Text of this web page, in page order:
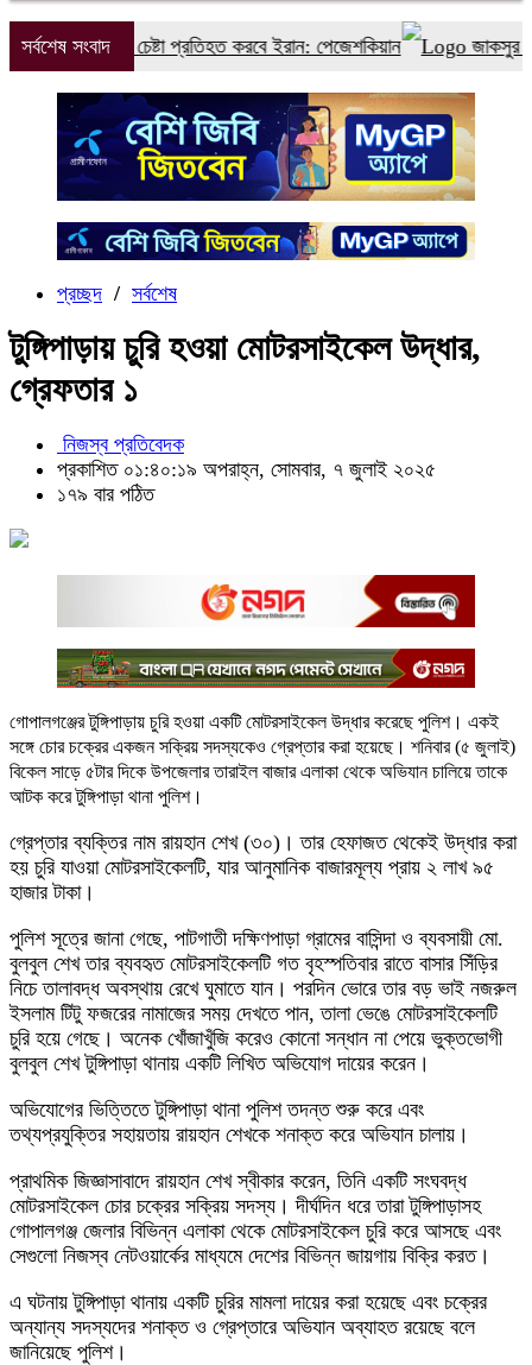
সর্বশেষ সংবাদ
করানোর চেষ্টা প্রতিহত করবে ইরান: পেজেশকিয়ান জাকসুর
প্রচ্ছদ / সর্বশেষ
টুঙ্গিপাড়ায় চুরি হওয়া মোটরসাইকেল উদ্ধার,
গ্রেফতার ১
নিজস্ব প্রতিবেদক
প্রকাশিত ০১:৪০:১৯ অপরাহ্ন, সোমবার, ৭ জুলাই ২০২৫
১৭৯ বার পঠিত
গোপালগঞ্জের টুঙ্গিপাড়ায় চুরি হওয়া একটি মোটরসাইকেল উদ্ধার করেছে পুলিশ। একই
সঙ্গে চোর চক্রের একজন সক্রিয় সদস্যকেও গ্রেপ্তার করা হয়েছে। শনিবার (৫ জুলাই)
বিকেল সাড়ে ৫টার দিকে উপজেলার তারাইল বাজার এলাকা থেকে অভিযান চালিয়ে তাকে
আটক করে টুঙ্গিপাড়া থানা পুলিশ।
গ্রেপ্তার ব্যক্তির নাম রায়হান শেখ (৩০)। তার হেফাজত থেকেই উদ্ধার করা
হয় চুরি যাওয়া মোটরসাইকেলটি, যার আনুমানিক বাজারমূল্য প্রায় ২ লাখ ৯৫
হাজার টাকা।
পুলিশ সূত্রে জানা গেছে, পাটগাতী দক্ষিণপাড়া গ্রামের বাসিন্দা ও ব্যবসায়ী মো.
বুলবুল শেখ তার ব্যবহৃত মোটরসাইকেলটি গত বৃহস্পতিবার রাতে বাসার সিঁড়ির
নিচে তালাবদ্ধ অবস্থায় রেখে ঘুমাতে যান। পরদিন ভোরে তার বড় ভাই নজরুল
ইসলাম টিটু ফজরের নামাজের সময় দেখতে পান, তালা ভেঙে মোটরসাইকেলটি
চুরি হয়ে গেছে। অনেক খোঁজাখুঁজি করেও কোনো সন্ধান না পেয়ে ভুক্তভোগী
বুলবুল শেখ টুঙ্গিপাড়া থানায় একটি লিখিত অভিযোগ দায়ের করেন।
অভিযোগের ভিত্তিতে টুঙ্গিপাড়া থানা পুলিশ তদন্ত শুরু করে এবং
তথ্যপ্রযুক্তির সহায়তায় রায়হান শেখকে শনাক্ত করে অভিযান চালায়।
প্রাথমিক জিজ্ঞাসাবাদে রায়হান শেখ স্বীকার করেন, তিনি একটি সংঘবদ্ধ
মোটরসাইকেল চোর চক্রের সক্রিয় সদস্য। দীর্ঘদিন ধরে তারা টুঙ্গিপাড়াসহ
গোপালগঞ্জ জেলার বিভিন্ন এলাকা থেকে মোটরসাইকেল চুরি করে আসছে এবং
সেগুলো নিজস্ব নেটওয়ার্কের মাধ্যমে দেশের বিভিন্ন জায়গায় বিক্রি করত।
এ ঘটনায় টুঙ্গিপাড়া থানায় একটি চুরির মামলা দায়ের করা হয়েছে এবং চক্রের
অন্যান্য সদস্যদের শনাক্ত ও গ্রেপ্তারে অভিযান অব্যাহত রয়েছে বলে
জানিয়েছে পুলিশ।